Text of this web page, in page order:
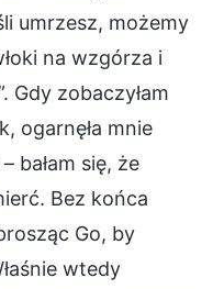
umrzesz, możemy
na wzgórza i
Gdy zobaczyłam
ogarnęła mnie
bałam się, że
Bez końca
Go, by
wtedy